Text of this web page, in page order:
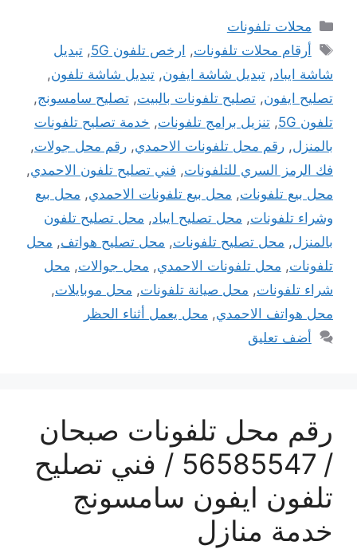
التصنيفات
محلات تلفونات
الوسوم
أرقام محلات تلفونات, ارخص تلفون 5G ,تبديل
شاشة ايباد, تبديل شاشة ايفون, تبديل شاشة تلفون,
تصليح ايفون, تصليح تلفونات بالبيت, تصليح سامسونج,
تلفون 5G
, تنزيل برامج تلفونات, خدمة تصليح تلفونات
بالمنزل, رقم محل تلفونات الاحمدي, رقم محل جولات,
فك الرمز السري للتلفونات, فني تصليح تلفون الاحمدي,
محل بيع تلفونات, محل بيع تلفونات الاحمدي, محل بيع
وشراء تلفونات, محل تصليح ايباد, محل تصليح تلفون
بالمنزل, محل تصليح تلفونات, محل تصليح هواتف, محل
تلفونات, محل تلفونات الاحمدي, محل جوالات, محل
شراء تلفونات, محل صيانة تلفونات, محل موبايلات,
محل هواتف الاحمدي, محل يعمل أثناء الحظر
أضف تعليق
رقم محل تلفونات صبحان
/ 56585547 / فني تصليح
تلفون ايفون سامسونج
خدمة منازل